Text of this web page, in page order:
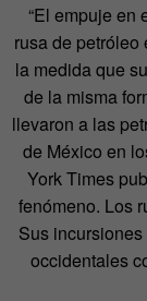
“El empuje en
rusa de petróleo
la medida que
de la misma
llevaron a las
de México en
York Times
fenómeno. Los
Sus
occidentales